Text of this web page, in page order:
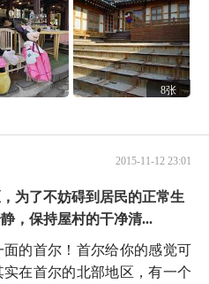
8张
2015-11-12 23:01
为了不妨碍到居民的正常生
，保持屋村的干净清...
的首尔！首尔给你的感觉可
在首尔的北部地区，有一个